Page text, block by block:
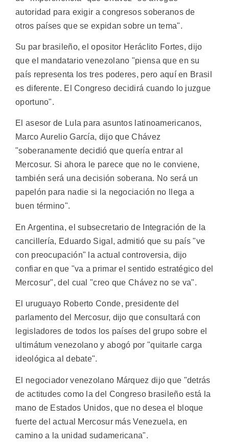
autoridad para exigir a congresos soberanos de
otros países que se expidan sobre un tema".
Su par brasileño, el opositor Heráclito Fortes, dijo
que el mandatario venezolano "piensa que en su
país representa los tres poderes, pero aquí en Brasil
es diferente. El Congreso decidirá cuando lo juzgue
oportuno".
El asesor de Lula para asuntos latinoamericanos,
Marco Aurelio García, dijo que Chávez
"soberanamente decidió que quería entrar al
Mercosur. Si ahora le parece que no le conviene,
también será una decisión soberana. No será un
papelón para nadie si la negociación no llega a
buen término".
En Argentina, el subsecretario de Integración de la
cancillería, Eduardo Sigal, admitió que su país "ve
con preocupación" la actual controversia, dijo
confiar en que "va a primar el sentido estratégico del
Mercosur", del cual "creo que Chávez no se va".
El uruguayo Roberto Conde, presidente del
parlamento del Mercosur, dijo que consultará con
legisladores de todos los países del grupo sobre el
ultimátum venezolano y abogó por "quitarle carga
ideológica al debate".
El negociador venezolano Márquez dijo que "detrás
de actitudes como la del Congreso brasileño está la
mano de Estados Unidos, que no desea el bloque
fuerte del actual Mercosur más Venezuela, en
camino a la unidad sudamericana".